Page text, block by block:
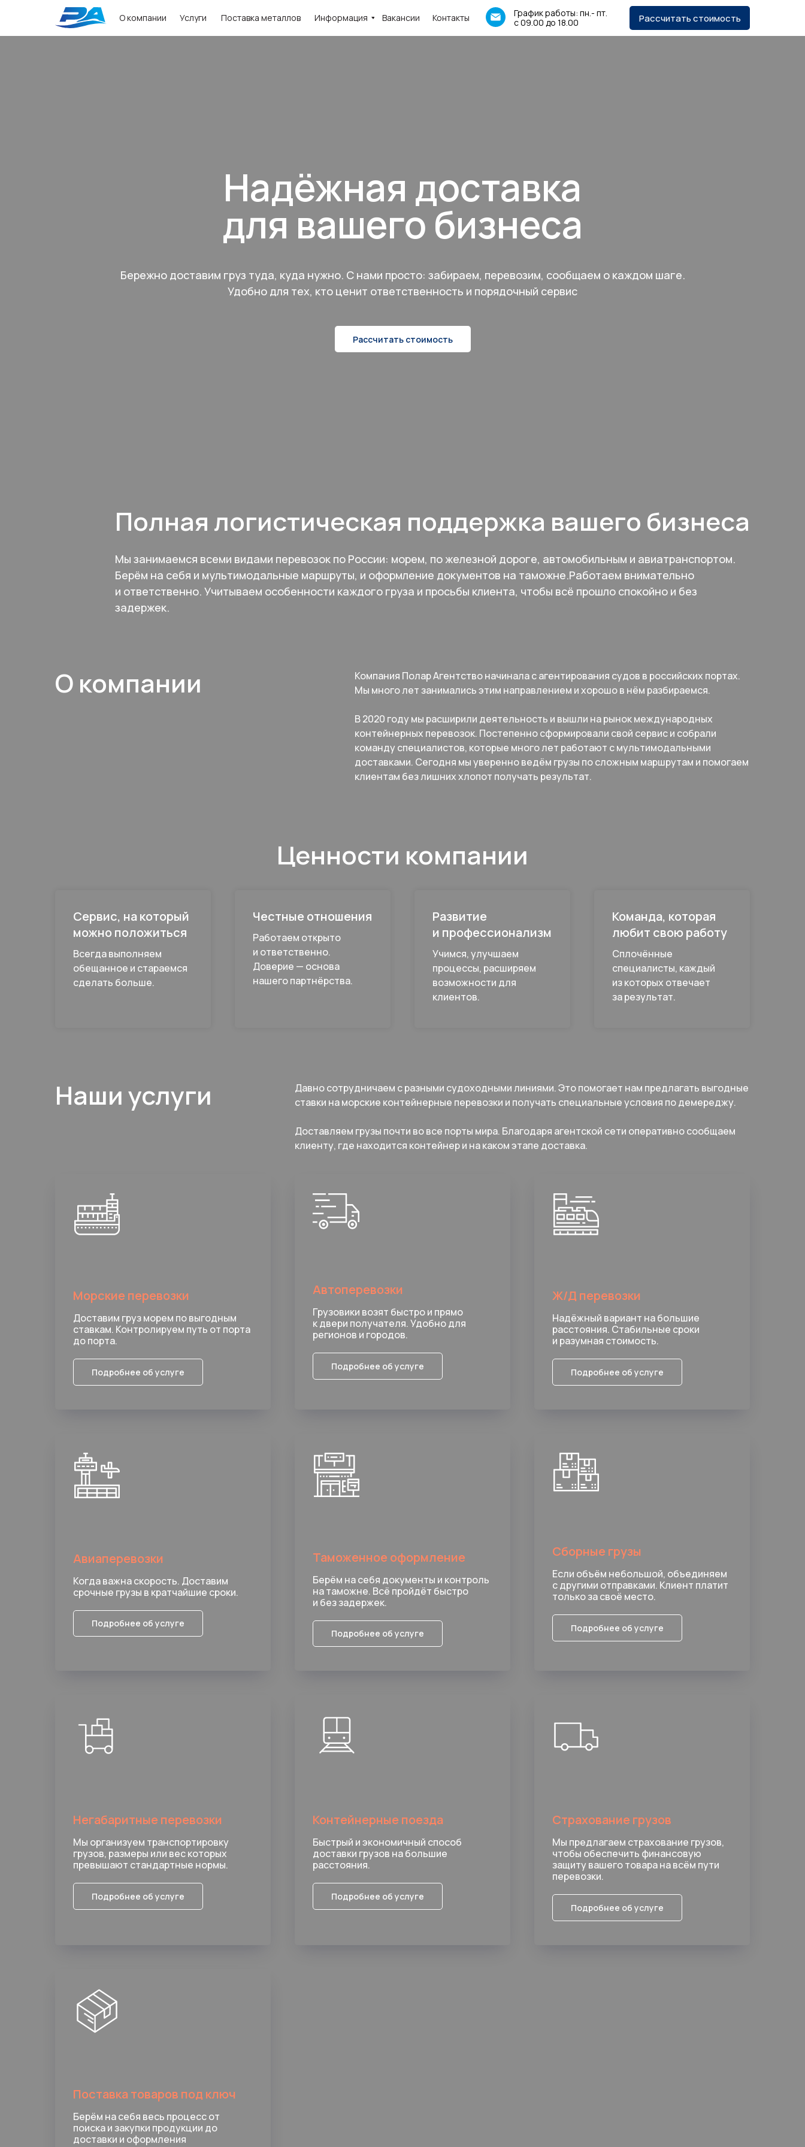
График работы: пн.- пт.
с 09.00 до 18.00
Рассчитать стоимость
Контакты
Информация Вакансии
Услуги Поставка металлов
О компании
Надёжная доставка
для вашего бизнеса
Бережно доставим груз туда, куда нужно. С нами просто: забираем, перевозим, сообщаем о каждом шаге.
Удобно для тех, кто ценит ответственность и порядочный сервис
Рассчитать стоимость
Полная логистическая поддержка вашего бизнеса
Мы занимаемся всеми видами перевозок по России: морем, по железной дороге, автомобильным и авиатранспортом.
Берём на себя и мультимодальные маршруты, и оформление документов на таможне.Работаем внимательно
и ответственно. Учитываем особенности каждого груза и просьбы клиента, чтобы всё прошло спокойно и без
задержек.
О компании
Компания Полар Агентство начинала с агентирования судов в российских портах.
Мы много лет занимались этим направлением и хорошо в нём разбираемся.
В 2020 году мы расширили деятельность и вышли на рынок международных
контейнерных перевозок. Постепенно сформировали свой сервис и собрали
команду специалистов, которые много лет работают с мультимодальными
доставками. Сегодня мы уверенно ведём грузы по сложным маршрутам и помогаем
клиентам без лишних хлопот получать результат.
Ценности компании
Сервис, на который
можно положиться
Всегда выполняем
обещанное и стараемся
сделать больше.
Честные отношения
Работаем открыто
и ответственно.
Доверие — основа
нашего партнёрства.
Развитие
и профессионализм
Учимся, улучшаем
процессы, расширяем
возможности для
клиентов.
Команда, которая
любит свою работу
Сплочённые
специалисты, каждый
из которых отвечает
за результат.
Наши услуги
Давно сотрудничаем с разными судоходными линиями. Это помогает нам предлагать выгодные
ставки на морские контейнерные перевозки и получать специальные условия по демереджу.
Доставляем грузы почти во все порты мира. Благодаря агентской сети оперативно сообщаем
клиенту, где находится контейнер и на каком этапе доставка.
Морские перевозки
Доставим груз морем по выгодным
ставкам. Контролируем путь от порта
до порта.
Подробнее об услуге
Автоперевозки
Грузовики возят быстро и прямо
к двери получателя. Удобно для
регионов и городов.
Подробнее об услуге
Ж/Д перевозки
Надёжный вариант на большие
расстояния. Стабильные сроки
и разумная стоимость.
Подробнее об услуге
Авиаперевозки
Когда важна скорость. Доставим
срочные грузы в кратчайшие сроки.
Подробнее об услуге
Таможенное оформление
Берём на себя документы и контроль
на таможне. Всё пройдёт быстро
и без задержек.
Подробнее об услуге
Сборные грузы
Если объём небольшой, объединяем
с другими отправками. Клиент платит
только за своё место.
Подробнее об услуге
Негабаритные перевозки
Мы организуем транспортировку
грузов, размеры или вес которых
превышают стандартные нормы.
Подробнее об услуге
Контейнерные поезда
Быстрый и экономичный способ
доставки грузов на большие
расстояния.
Подробнее об услуге
Страхование грузов
Мы предлагаем страхование грузов,
чтобы обеспечить финансовую
защиту вашего товара на всём пути
перевозки.
Подробнее об услуге
Поставка товаров под ключ
Берём на себя весь процесс от
поиска и закупки продукции до
доставки и оформления